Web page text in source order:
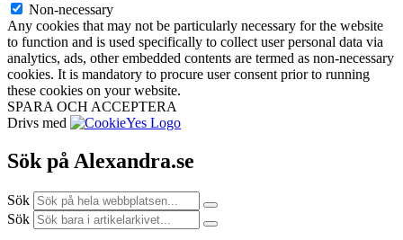
Non-necessary
Any cookies that may not be particularly necessary for the website
to function and is used specifically to collect user personal data via
analytics, ads, other embedded contents are termed as non-necessary
cookies. It is mandatory to procure user consent prior to running
these cookies on your website.
SPARA OCH ACCEPTERA
Drivs med
Sök på Alexandra.se
Sök
Sök